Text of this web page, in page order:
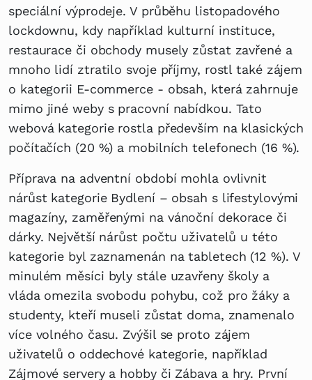
speciální výprodeje. V průběhu listopadového
lockdownu, kdy například kulturní instituce,
restaurace či obchody musely zůstat zavřené a
mnoho lidí ztratilo svoje příjmy, rostl také zájem
o kategorii E-commerce - obsah, která zahrnuje
mimo jiné weby s pracovní nabídkou. Tato
webová kategorie rostla především na klasických
počítačích (20 %) a mobilních telefonech (16 %).
Příprava na adventní období mohla ovlivnit
nárůst kategorie Bydlení – obsah s lifestylovými
magazíny, zaměřenými na vánoční dekorace či
dárky. Největší nárůst počtu uživatelů u této
kategorie byl zaznamenán na tabletech (12 %). V
minulém měsíci byly stále uzavřeny školy a
vláda omezila svobodu pohybu, což pro žáky a
studenty, kteří museli zůstat doma, znamenalo
více volného času. Zvýšil se proto zájem
uživatelů o oddechové kategorie, například
Zájmové servery a hobby či Zábava a hry. První